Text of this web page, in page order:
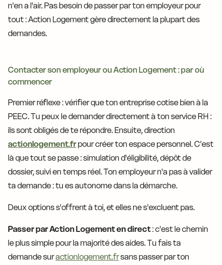
n'en a l'air. Pas besoin de passer par ton employeur pour
tout : Action Logement gère directement la plupart des
demandes.
Contacter son employeur ou Action Logement : par où
commencer
Premier réflexe : vérifier que ton entreprise cotise bien à la
PEEC. Tu peux le demander directement à ton service RH :
ils sont obligés de te répondre. Ensuite, direction
actionlogement.frpour créer ton espace personnel. C'est
là que tout se passe : simulation d'éligibilité, dépôt de
dossier, suivi en temps réel. Ton employeur n'a pas à valider
ta demande : tu es autonome dans la démarche.
Deux options s'offrent à toi, et elles ne s'excluent pas.
Passer par Action Logement en direct: c'est le chemin
le plus simple pour la majorité des aides. Tu fais ta
demande suractionlogement.frsans passer par ton